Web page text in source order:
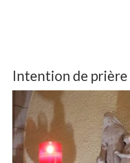
Intention de prière